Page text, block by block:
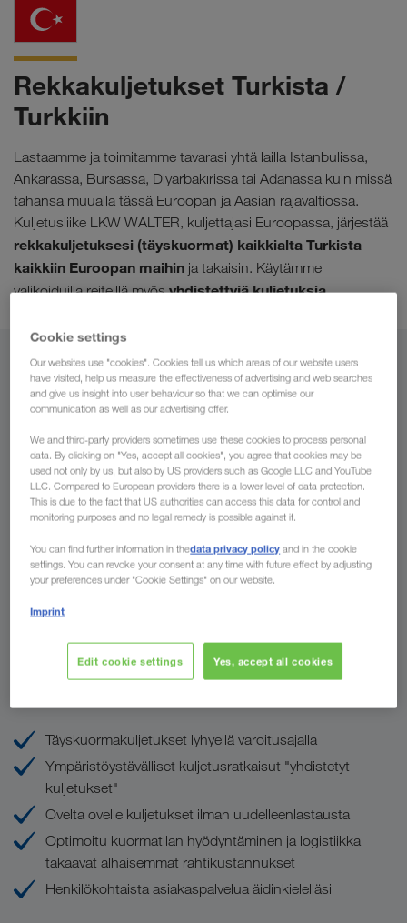
Rekkakuljetukset Turkista /
Turkkiin
Lastaamme ja toimitamme tavarasi yhtä lailla Istanbulissa,
Ankarassa, Bursassa, Diyarbakırissa tai Adanassa kuin missä
tahansa muualla tässä Euroopan ja Aasian rajavaltiossa.
Kuljetusliike LKW WALTER, kuljettajasi Euroopassa, järjestää
rekkakuljetuksesi (täyskuormat) kaikkialta Turkista
kaikkiin Euroopan maihin ja takaisin. Käytämme
valikoiduilla reiteillä myösyhdistettyjä kuljetuksia.
Alueelta
Suomi
Alueelle
Jätä tiedustelu nyt
LKW WALTERin tarjoamat edut
Täyskuormakuljetukset lyhyellä varoitusajalla
Ympäristöystävälliset kuljetusratkaisut "yhdistetyt
kuljetukset"
Ovelta ovelle kuljetukset ilman uudelleenlastausta
Optimoitu kuormatilan hyödyntäminen ja logistiikka
takaavat alhaisemmat rahtikustannukset
Henkilökohtaista asiakaspalvelua äidinkielelläsi
Cookie settings
Our websites use "cookies". Cookies tell us which areas of our website users
have visited, help us measure the effectiveness of advertising and web searches
and give us insight into user behaviour so that we can optimise our
communication as well as our advertising offer.
We and third-party providers sometimes use these cookies to process personal
data. By clicking on "Yes, accept all cookies", you agree that cookies may be
used not only by us, but also by US providers such as Google LLC and YouTube
LLC. Compared to European providers there is a lower level of data protection.
This is due to the fact that US authorities can access this data for control and
monitoring purposes and no legal remedy is possible against it.
You can find further information in thedata privacy policy and in the cookie
settings. You can revoke your consent at any time with future effect by adjusting
your preferences under "Cookie Settings" on our website.
Imprint
Edit cookie settings Yes, accept all cookies